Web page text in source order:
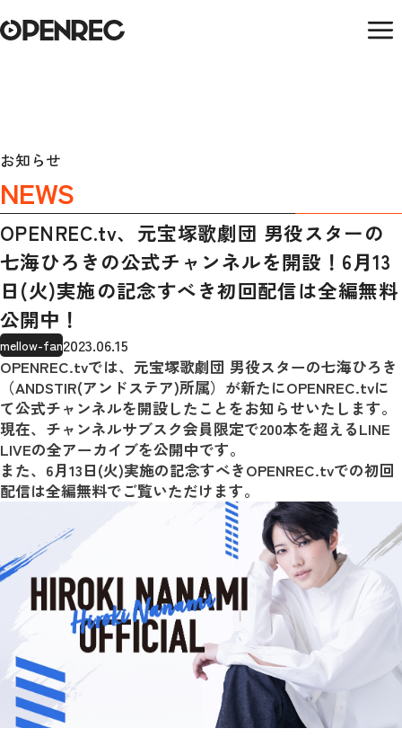
お知らせ
NEWS
OPENREC.tv、元宝塚歌劇団 男役スターの
七海ひろきの公式チャンネルを開設！6月13
日(火)実施の記念すべき初回配信は全編無料
公開中！
mellow-fan2023.06.15
OPENREC.tvでは、元宝塚歌劇団 男役スターの七海ひろき
（ANDSTIR(アンドステア)所属）が新たにOPENREC.tvに
て公式チャンネルを開設したことをお知らせいたします。
現在、チャンネルサブスク会員限定で200本を超えるLINE
LIVEの全アーカイブを公開中です。
また、6月13日(火)実施の記念すべきOPENREC.tvでの初回
配信は全編無料でご覧いただけます。